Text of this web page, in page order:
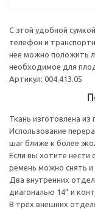
С этой удобной
телефон и
нее можно положить
необходимое для
Артикул: 004.413.05
Ткань изготовлена из
Использование
шаг ближе к более
Если вы хотите нести
ремень можно снять
Два внутренних
диагональю 14” и
В трех внешних